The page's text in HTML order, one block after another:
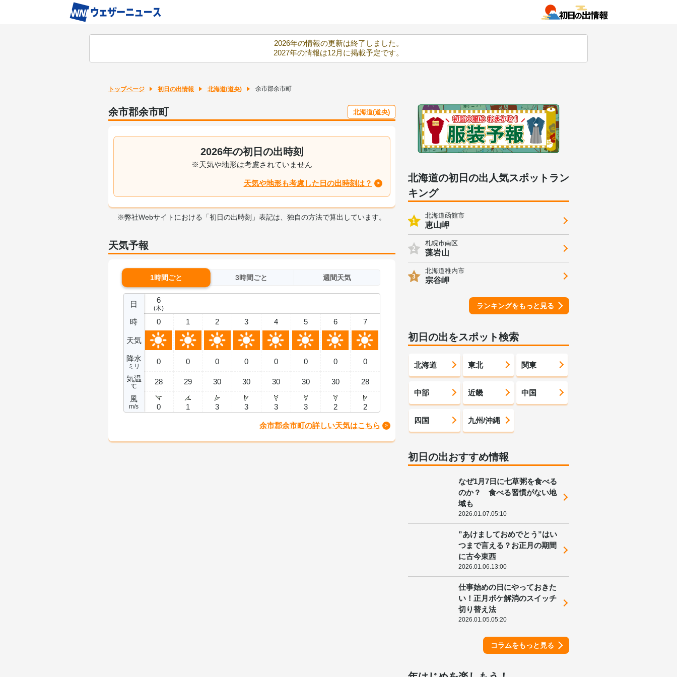
2026年の情報の更新は終了しました。
2027年の情報は12月に掲載予定です。
トップページ 初日の出情報 北海道(道央) 余市郡余市町
余市郡余市町 北海道(道央)
2026年の初日の出時刻
※天気や地形は考慮されていません
天気や地形も考慮した日の出時刻は？
※弊社Webサイトにおける「初日の出時刻」表記は、独自の方法で算出しています。
天気予報
1時間ごと 3時間ごと 週間天気
日
時
天気
降水
ミリ
気温
℃
風
m/s
6
(木)
0
0
28
0
1
0
29
1
2
0
30
3
3
0
30
3
4
0
30
3
5
0
30
3
6
0
30
2
7
0
28
2
余市郡余市町の詳しい天気はこちら
北海道の初日の出人気スポットラン
キング
1
北海道函館市
恵山岬
2
札幌市南区
藻岩山
3
北海道稚内市
宗谷岬
ランキングをもっと見る
初日の出をスポット検索
北海道 東北 関東
中部 近畿 中国
四国 九州/沖縄
初日の出おすすめ情報
なぜ1月7日に七草粥を食べる
のか？ 食べる習慣がない地
域も
2026.01.07.05:10
”あけましておめでとう”はい
つまで言える？お正月の期間
に古今東西
2026.01.06.13:00
仕事始めの日にやっておきた
い！正月ボケ解消のスイッチ
切り替え法
2026.01.05.05:20
コラムをもっと見る